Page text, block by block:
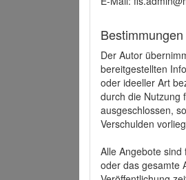
Der Autor
bereitgestellten
oder ideeller Art
durch die Nutzung
ausgeschlossen,
Verschulden
Alle Angebote
oder das gesamte